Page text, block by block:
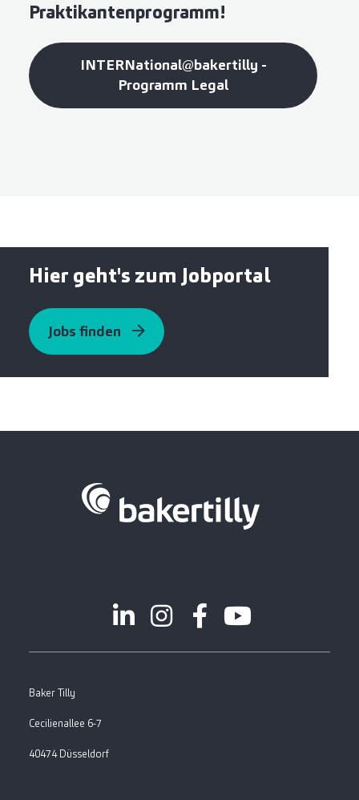
Praktikantenprogramm!
INTERNational@bakertilly -
Programm Legal
Hier geht's zum Jobportal
Jobs finden
Baker Tilly
Cecilienallee 6-7
40474 Düsseldorf